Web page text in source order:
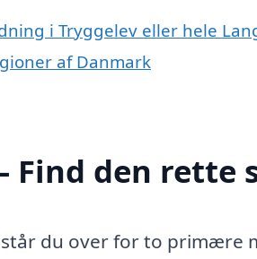
i Tryggelev eller hele
af Danmark
den rette
du over for to primære